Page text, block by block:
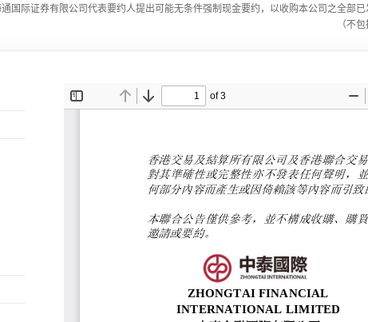
国际证券有限公司代表要约人提出可能无条件强制现金要约，以收购本公司之全部
（不